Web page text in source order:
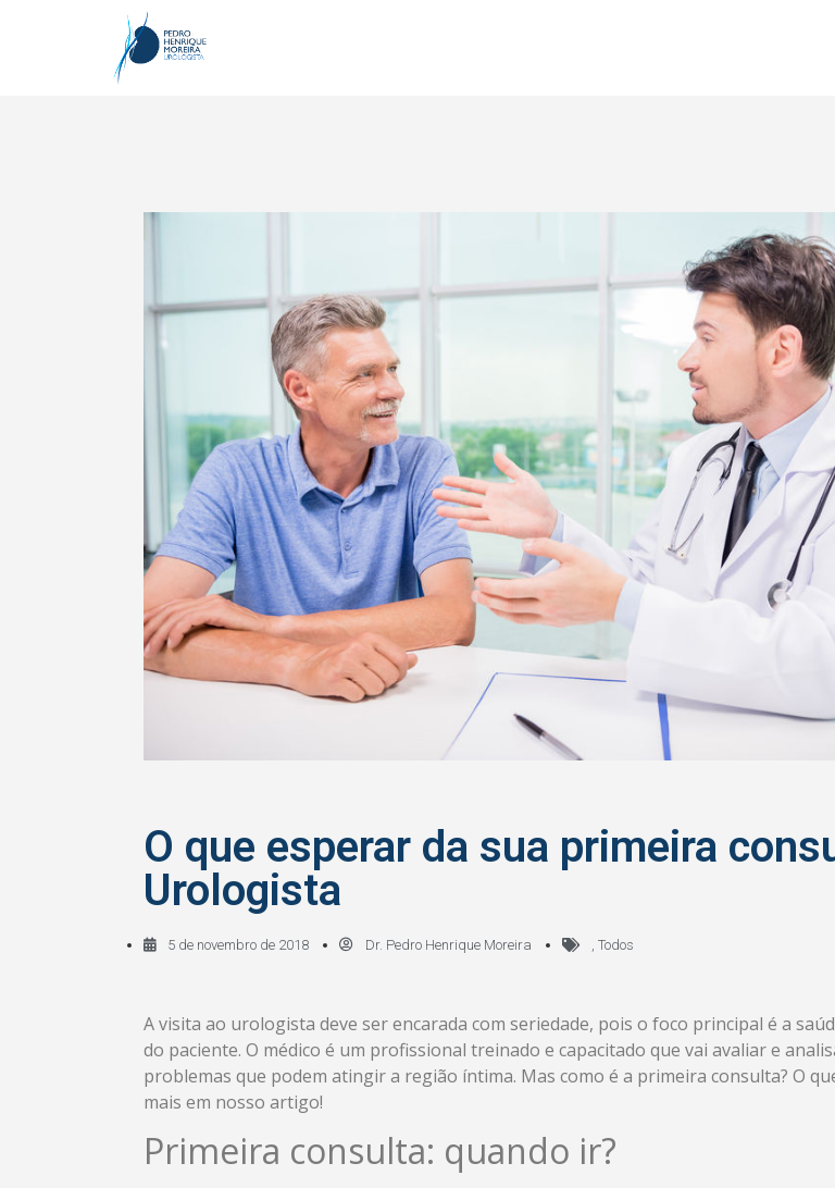
O que esperar da sua primeira
Urologista
5 de novembro de 2018 Dr. Pedro Henrique Moreira , Todos
A visita ao urologista deve ser encarada com seriedade, pois o foco principal é a
do paciente. O médico é um profissional treinado e capacitado que vai avaliar e
problemas que podem atingir a região íntima. Mas como é a primeira consulta? O
mais em nosso artigo!
Primeira consulta: quando ir?